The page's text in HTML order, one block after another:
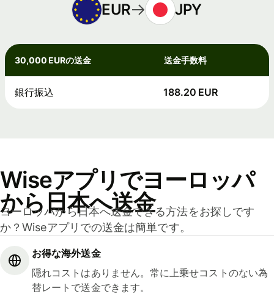
EUR JPY
30,000 EURの送金 送金手数料
銀行振込 188.20 EUR
Wiseアプリでヨーロッパ
から日本へ送金
ヨーロッパから日本へ送金できる方法をお探しです
か？Wiseアプリでの送金は簡単です。
お得な海外送金
隠れコストはありません。常に上乗せコストのない為
替レートで送金できます。